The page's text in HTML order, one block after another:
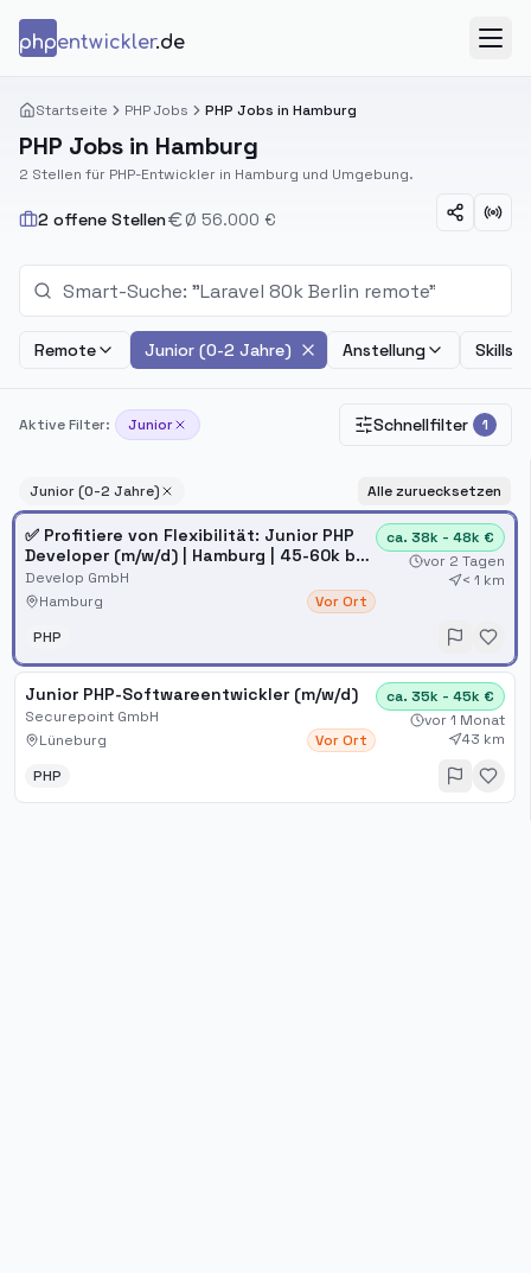
phpentwickler.de
Startseite PHP Jobs PHP Jobs in Hamburg
PHP Jobs in Hamburg
2 Stellen für PHP-Entwickler in Hamburg und Umgebung.
2 offene Stellen Ø 56.000 €
Remote Junior (0-2 Jahre) Anstellung Skills
Aktive Filter: Junior Schnellfilter 1
Junior (0-2 Jahre) Alle zuruecksetzen
✅ Profitiere von Flexibilität: Junior PHP
Developer (m/w/d) | Hamburg | 45-60k bei
develop
Develop GmbH
Hamburg
Vor Ort
ca. 38k - 48k €
vor 2 Tagen
< 1 km
PHP
Junior PHP-Softwareentwickler (m/w/d)
Securepoint GmbH
Lüneburg
Vor Ort
ca. 35k - 45k €
vor 1 Monat
43 km
PHP